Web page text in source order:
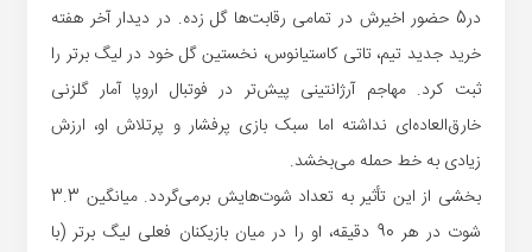
در5 حضور اخیرش در تمامی رقابت‌ها گل زده. در دیدار آخر هفته
خرید جدید تیم، تاتی کاستیانوس، نخستین گل خود در لیگ برتر را
ثبت کرد. مهاجم آرژانتینی پیش‌تر در فوتبال اروپا آمار گلزنی
خارق‌العاده‌ای نداشته اما سبک بازی پرفشار و پرتلاش او، ارزش
زیادی به خط حمله می‌بخشد.
بخشی از این تأثیر به تعداد شوت‌هایش برمی‌گردد. میانگین 3.3
شوت در هر 90 دقیقه، او را در میان بازیکنان فعلی لیگ برتر (با